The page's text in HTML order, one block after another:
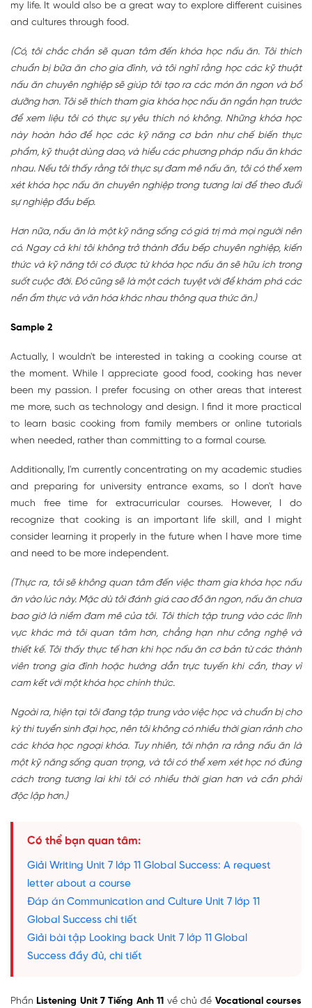
my life. It would also be a great way to explore different cuisines
and cultures through food.
(Có, tôi chắc chắn sẽ quan tâm đến khóa học nấu ăn. Tôi thích
chuẩn bị bữa ăn cho gia đình, và tôi nghĩ rằng học các kỹ thuật
nấu ăn chuyên nghiệp sẽ giúp tôi tạo ra các món ăn ngon và bổ
dưỡng hơn. Tôi sẽ thích tham gia khóa học nấu ăn ngắn hạn trước
để xem liệu tôi có thực sự yêu thích nó không. Những khóa học
này hoàn hảo để học các kỹ năng cơ bản như chế biến thực
phẩm, kỹ thuật dùng dao, và hiểu các phương pháp nấu ăn khác
nhau. Nếu tôi thấy rằng tôi thực sự đam mê nấu ăn, tôi có thể xem
xét khóa học nấu ăn chuyên nghiệp trong tương lai để theo đuổi
sự nghiệp đầu bếp.
Hơn nữa, nấu ăn là một kỹ năng sống có giá trị mà mọi người nên
có. Ngay cả khi tôi không trở thành đầu bếp chuyên nghiệp, kiến
thức và kỹ năng tôi có được từ khóa học nấu ăn sẽ hữu ích trong
suốt cuộc đời. Đó cũng sẽ là một cách tuyệt vời để khám phá các
nền ẩm thực và văn hóa khác nhau thông qua thức ăn.)
Sample 2
Actually, I wouldn't be interested in taking a cooking course at
the moment. While I appreciate good food, cooking has never
been my passion. I prefer focusing on other areas that interest
me more, such as technology and design. I find it more practical
to learn basic cooking from family members or online tutorials
when needed, rather than committing to a formal course.
Additionally, I'm currently concentrating on my academic studies
and preparing for university entrance exams, so I don't have
much free time for extracurricular courses. However, I do
recognize that cooking is an important life skill, and I might
consider learning it properly in the future when I have more time
and need to be more independent.
(Thực ra, tôi sẽ không quan tâm đến việc tham gia khóa học nấu
ăn vào lúc này. Mặc dù tôi đánh giá cao đồ ăn ngon, nấu ăn chưa
bao giờ là niềm đam mê của tôi. Tôi thích tập trung vào các lĩnh
vực khác mà tôi quan tâm hơn, chẳng hạn như công nghệ và
thiết kế. Tôi thấy thực tế hơn khi học nấu ăn cơ bản từ các thành
viên trong gia đình hoặc hướng dẫn trực tuyến khi cần, thay vì
cam kết với một khóa học chính thức.
Ngoài ra, hiện tại tôi đang tập trung vào việc học và chuẩn bị cho
kỳ thi tuyển sinh đại học, nên tôi không có nhiều thời gian rảnh cho
các khóa học ngoại khóa. Tuy nhiên, tôi nhận ra rằng nấu ăn là
một kỹ năng sống quan trọng, và tôi có thể xem xét học nó đúng
cách trong tương lai khi tôi có nhiều thời gian hơn và cần phải
độc lập hơn.)
Có thể bạn quan tâm:
Giải Writing Unit 7 lớp 11 Global Success: A request
letter about a course
Đáp án Communication and Culture Unit 7 lớp 11
Global Success chi tiết
Giải bài tập Looking back Unit 7 lớp 11 Global
Success đầy đủ, chi tiết
Phần Listening Unit 7 Tiếng Anh 11 về chủ đề Vocational courses